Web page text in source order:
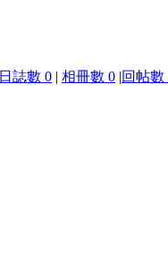
日誌數 0 | 相冊數 0 |回帖數